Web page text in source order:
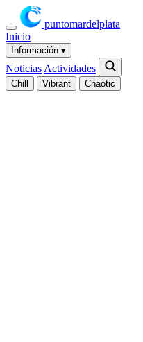
puntomardelplata
Inicio
Información ▾
Noticias Actividades
Chill Vibrant Chaotic